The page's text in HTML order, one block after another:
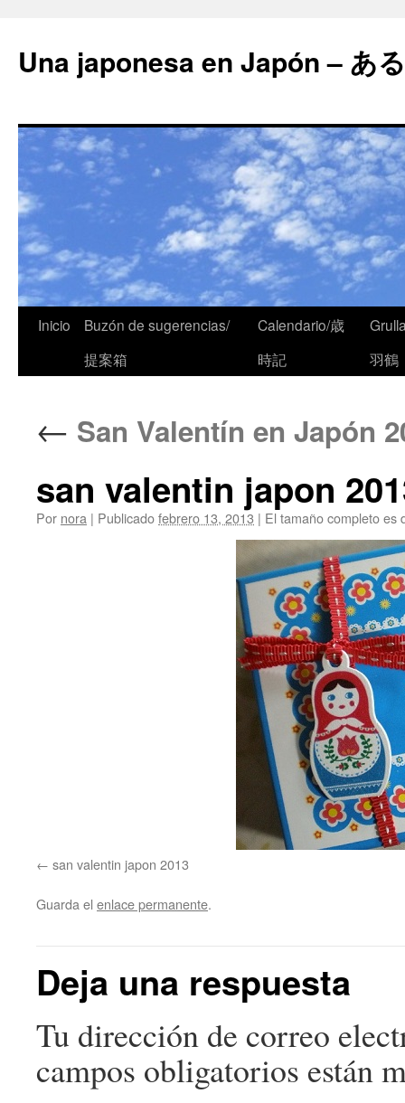
Una japonesa en Japón – あ
Inicio
Buzón de sugerencias/
提案箱
Calendario/歳
時記
羽鶴
← San Valentín en Japón
san valentin japon
Por nora | Publicadofebrero 13, 2013 | El tamaño completo es
san valentin japon 2013
Guarda el enlace permanente.
Deja una respuesta
Tu dirección de correo
campos obligatorios están